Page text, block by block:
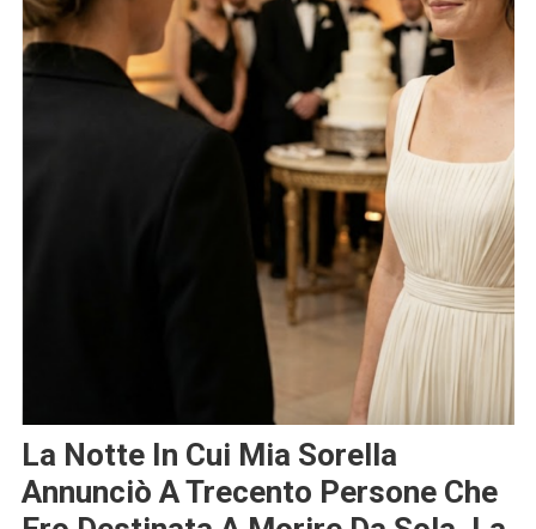
La Notte In Cui Mia Sorella
Annunciò A Trecento Persone Che